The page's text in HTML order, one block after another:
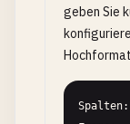
geben Sie